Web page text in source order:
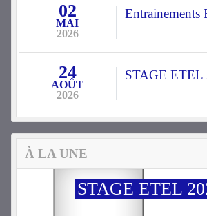
02
MAI
2026
24
AOÛT
2026
STAGE ETEL
À LA UNE
STAGE ETEL